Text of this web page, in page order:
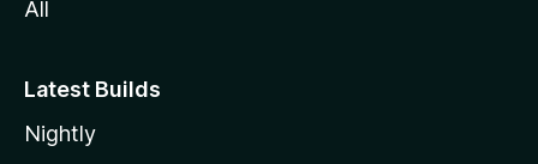
All
Latest Builds
Nightly